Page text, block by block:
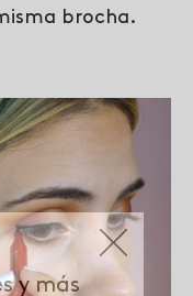
brocha.